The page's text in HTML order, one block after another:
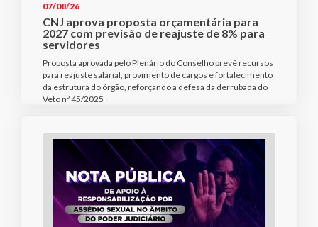
07/08/26
CNJ aprova proposta orçamentária para
2027 com previsão de reajuste de 8% para
servidores
Proposta aprovada pelo Plenário do Conselho prevê recursos
para reajuste salarial, provimento de cargos e fortalecimento
da estrutura do órgão, reforçando a defesa da derrubada do
Veto nº 45/2025